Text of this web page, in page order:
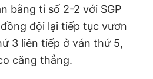
bằng tỉ số 2-2 với SGP
đội lại tiếp tục vươn
3 liên tiếp ở ván thứ 5,
căng thẳng.